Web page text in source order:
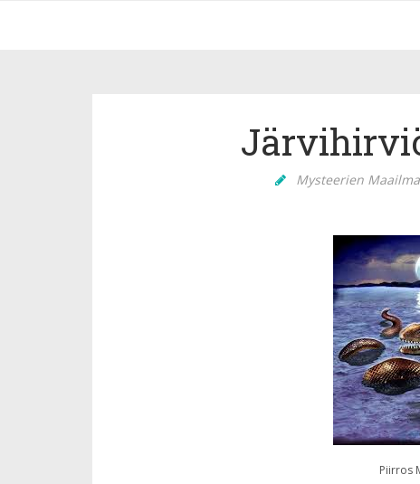
Mysteerien Maailma
Piirros